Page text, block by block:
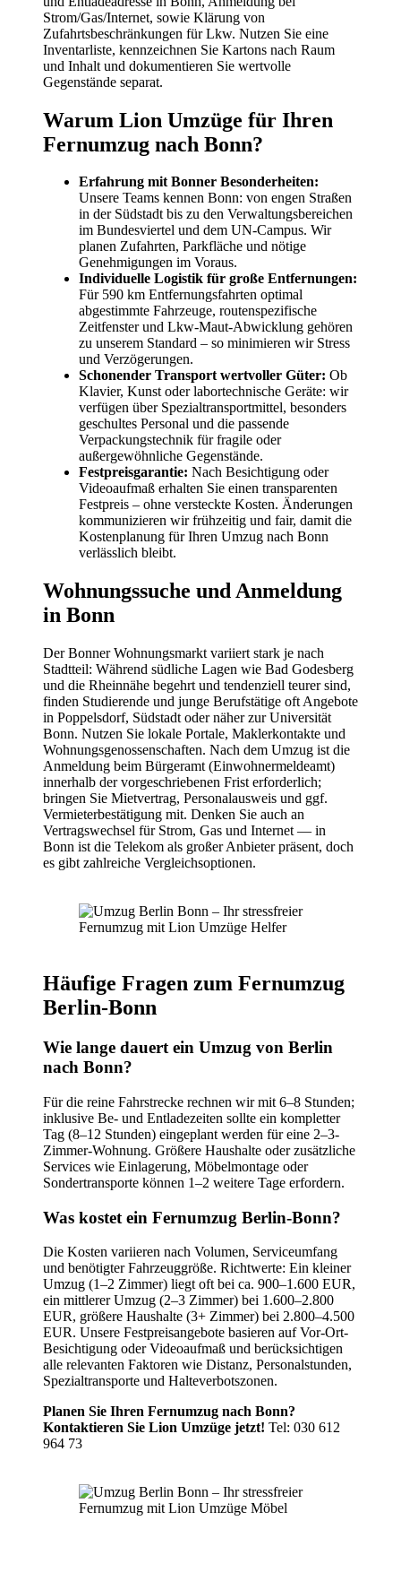
Strom/Gas/Internet, sowie Klärung von
Zufahrtsbeschränkungen für Lkw. Nutzen Sie eine
Inventarliste, kennzeichnen Sie Kartons nach Raum
und Inhalt und dokumentieren Sie wertvolle
Gegenstände separat.
Warum Lion Umzüge für Ihren
Fernumzug nach Bonn?
Erfahrung mit Bonner Besonderheiten:
Unsere Teams kennen Bonn: von engen Straßen
in der Südstadt bis zu den Verwaltungsbereichen
im Bundesviertel und dem UN-Campus. Wir
planen Zufahrten, Parkfläche und nötige
Genehmigungen im Voraus.
Individuelle Logistik für große Entfernungen:
Für 590 km Entfernungsfahrten optimal
abgestimmte Fahrzeuge, routenspezifische
Zeitfenster und Lkw-Maut-Abwicklung gehören
zu unserem Standard – so minimieren wir Stress
und Verzögerungen.
Schonender Transport wertvoller Güter: Ob
Klavier, Kunst oder labortechnische Geräte: wir
verfügen über Spezialtransportmittel, besonders
geschultes Personal und die passende
Verpackungstechnik für fragile oder
außergewöhnliche Gegenstände.
Festpreisgarantie: Nach Besichtigung oder
Videoaufmaß erhalten Sie einen transparenten
Festpreis – ohne versteckte Kosten. Änderungen
kommunizieren wir frühzeitig und fair, damit die
Kostenplanung für Ihren Umzug nach Bonn
verlässlich bleibt.
Wohnungssuche und Anmeldung
in Bonn
Der Bonner Wohnungsmarkt variiert stark je nach
Stadtteil: Während südliche Lagen wie Bad Godesberg
und die Rheinnähe begehrt und tendenziell teurer sind,
finden Studierende und junge Berufstätige oft Angebote
in Poppelsdorf, Südstadt oder näher zur Universität
Bonn. Nutzen Sie lokale Portale, Maklerkontakte und
Wohnungsgenossenschaften. Nach dem Umzug ist die
Anmeldung beim Bürgeramt (Einwohnermeldeamt)
innerhalb der vorgeschriebenen Frist erforderlich;
bringen Sie Mietvertrag, Personalausweis und ggf.
Vermieterbestätigung mit. Denken Sie auch an
Vertragswechsel für Strom, Gas und Internet — in
Bonn ist die Telekom als großer Anbieter präsent, doch
es gibt zahlreiche Vergleichsoptionen.
Häufige Fragen zum Fernumzug
Berlin-Bonn
Wie lange dauert ein Umzug von Berlin
nach Bonn?
Für die reine Fahrstrecke rechnen wir mit 6–8 Stunden;
inklusive Be- und Entladezeiten sollte ein kompletter
Tag (8–12 Stunden) eingeplant werden für eine 2–3-
Zimmer-Wohnung. Größere Haushalte oder zusätzliche
Services wie Einlagerung, Möbelmontage oder
Sondertransporte können 1–2 weitere Tage erfordern.
Was kostet ein Fernumzug Berlin-Bonn?
Die Kosten variieren nach Volumen, Serviceumfang
und benötigter Fahrzeuggröße. Richtwerte: Ein kleiner
Umzug (1–2 Zimmer) liegt oft bei ca. 900–1.600 EUR,
ein mittlerer Umzug (2–3 Zimmer) bei 1.600–2.800
EUR, größere Haushalte (3+ Zimmer) bei 2.800–4.500
EUR. Unsere Festpreisangebote basieren auf Vor-Ort-
Besichtigung oder Videoaufmaß und berücksichtigen
alle relevanten Faktoren wie Distanz, Personalstunden,
Spezialtransporte und Halteverbotszonen.
Planen Sie Ihren Fernumzug nach Bonn?
Kontaktieren Sie Lion Umzüge jetzt! Tel: 030 612
964 73